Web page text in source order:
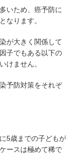
いため、癌予防に
なります。
が大きく関係して
子でもある以下の
けません。
予防対策をそれぞ
5歳までの子どもが
ースは極めて稀で